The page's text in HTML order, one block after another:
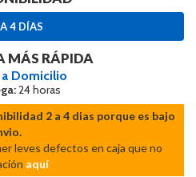
4 DÍAS
MÁS RÁPIDA
a Domicilio
24 horas
2 a 4 dias porque es bajo
leves defectos en caja que no
aquí